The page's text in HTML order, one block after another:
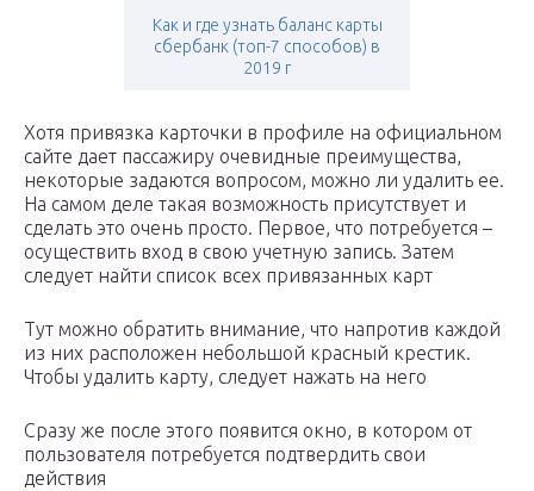
Как и где узнать баланс карты
сбербанк (топ-7 способов) в
2019 г
Хотя привязка карточки в профиле на официальном
сайте дает пассажиру очевидные преимущества,
некоторые задаются вопросом, можно ли удалить ее.
На самом деле такая возможность присутствует и
сделать это очень просто. Первое, что потребуется –
осуществить вход в свою учетную запись. Затем
следует найти список всех привязанных карт
Тут можно обратить внимание, что напротив каждой
из них расположен небольшой красный крестик.
Чтобы удалить карту, следует нажать на него
Сразу же после этого появится окно, в котором от
пользователя потребуется подтвердить свои
действия